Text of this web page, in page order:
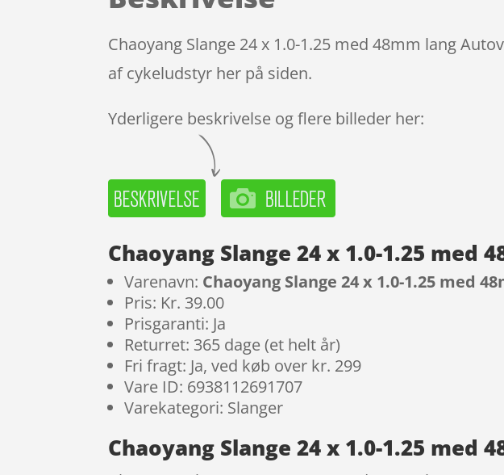
Chaoyang Slange 24 x 1.0-1.25 med 48mm lang
af cykeludstyr her på siden.
Yderligere beskrivelse og flere billeder her:
Chaoyang Slange 24 x 1.0-1.25
Varenavn: Chaoyang Slange 24 x 1.0-1.25 med
Pris: Kr. 39.00
Prisgaranti: Ja
Returret: 365 dage (et helt år)
Fri fragt: Ja, ved køb over kr. 299
Vare ID: 6938112691707
Varekategori: Slanger
Chaoyang Slange 24 x 1.0-1.25